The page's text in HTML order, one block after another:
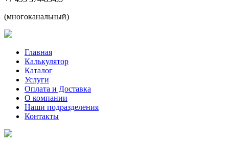
(многоканальный)
Главная
Калькулятор
Каталог
Услуги
Оплата и Доставка
О компании
Наши подразделения
Контакты